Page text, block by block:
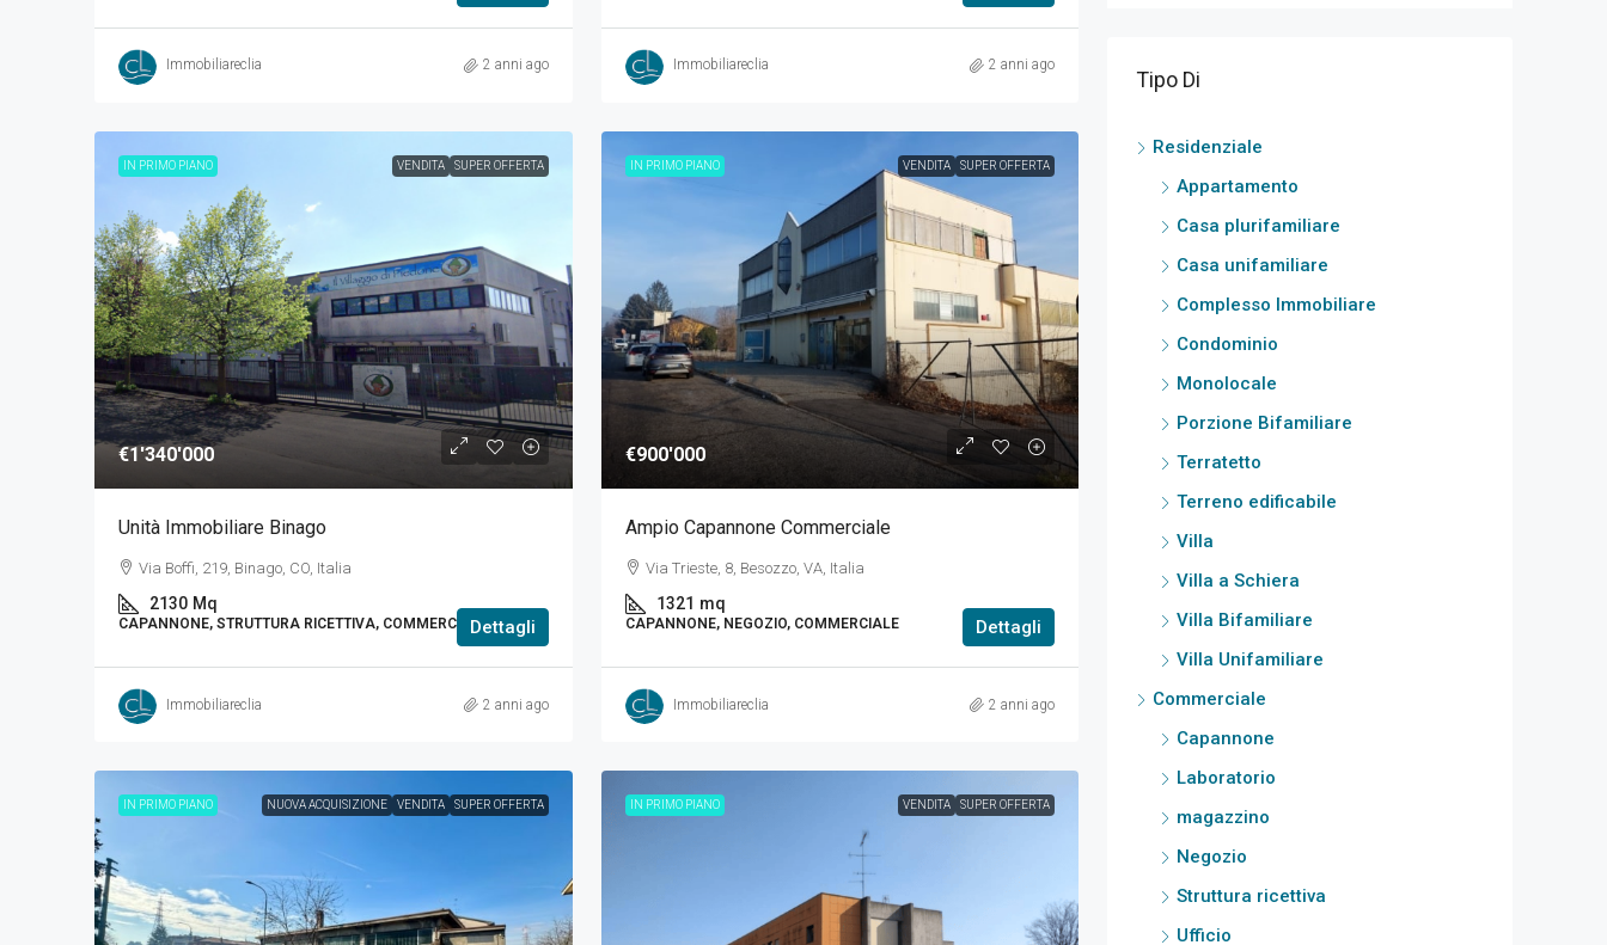
Immobiliareclia 2 anni ago Immobiliareclia 2 anni ago
IN PRIMO PIANO VENDITA SUPER OFFERTA
€1'340'000
Unità Immobiliare Binago
Via Boffi, 219, Binago, CO, Italia
2130 Mq
CAPANNONE, STRUTTURA RICETTIVA, COMMERCIALEDettagli
Immobiliareclia 2 anni ago
IN PRIMO PIANO VENDITA SUPER OFFERTA
€900'000
Ampio Capannone Commerciale
Via Trieste, 8, Besozzo, VA, Italia
1321 mq
CAPANNONE, NEGOZIO, COMMERCIALE Dettagli
Immobiliareclia 2 anni ago
IN PRIMO PIANO NUOVA ACQUISIZIONE VENDITA SUPER OFFERTA IN PRIMO PIANO VENDITA SUPER OFFERTA
Tipo Di
Residenziale
Appartamento
Casa plurifamiliare
Casa unifamiliare
Complesso Immobiliare
Condominio
Monolocale
Porzione Bifamiliare
Terratetto
Terreno edificabile
Villa
Villa a Schiera
Villa Bifamiliare
Villa Unifamiliare
Commerciale
Capannone
Laboratorio
magazzino
Negozio
Struttura ricettiva
Ufficio